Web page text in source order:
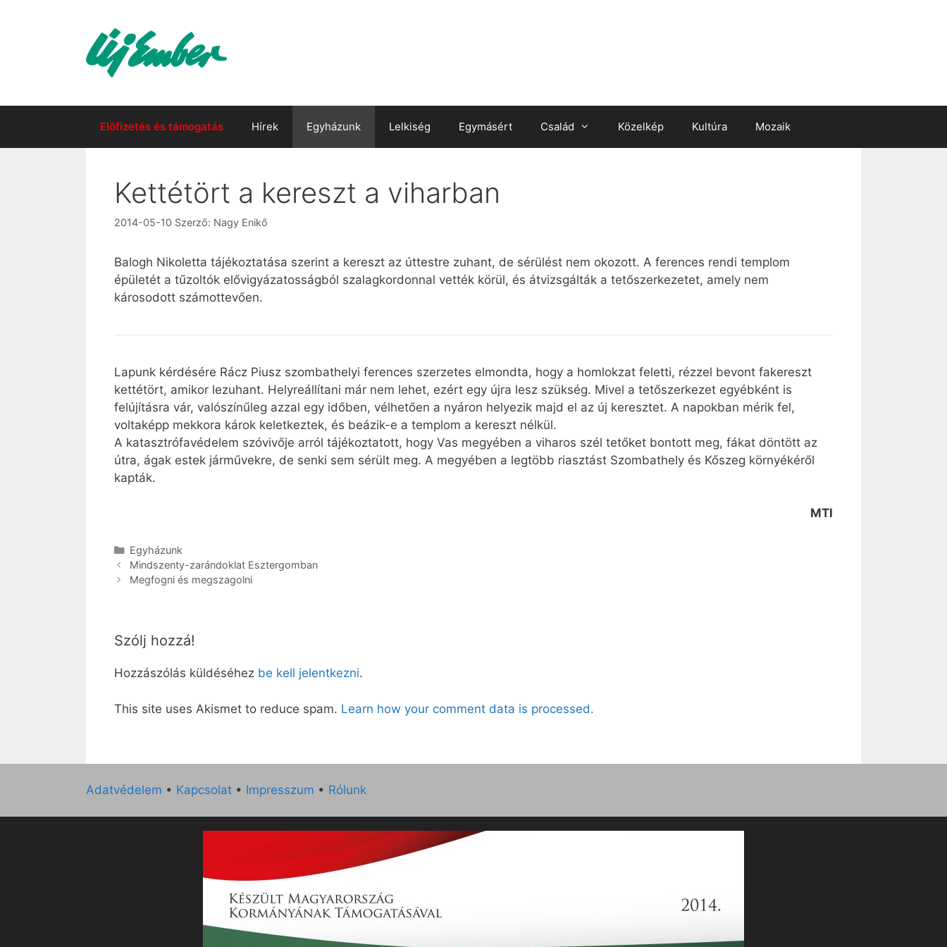
Előfizetés és támogatás Hírek Egyházunk Lelkiség Egymásért Család Közelkép Kultúra Mozaik
Kettétört a kereszt a viharban
2014-05-10 Szerző: Nagy Enikő
Balogh Nikoletta tájékoztatása szerint a kereszt az úttestre zuhant, de sérülést nem okozott. A ferences rendi templom
épületét a tűzoltók elővigyázatosságból szalagkordonnal vették körül, és átvizsgálták a tetőszerkezetet, amely nem
károsodott számottevően.
Lapunk kérdésére Rácz Piusz szombathelyi ferences szerzetes elmondta, hogy a homlokzat feletti, rézzel bevont fakereszt
kettétört, amikor lezuhant. Helyreállítani már nem lehet, ezért egy újra lesz szükség. Mivel a tetőszerkezet egyébként is
felújításra vár, valószínűleg azzal egy időben, vélhetően a nyáron helyezik majd el az új keresztet. A napokban mérik fel,
voltaképp mekkora károk keletkeztek, és beázik-e a templom a kereszt nélkül.
A katasztrófavédelem szóvivője arról tájékoztatott, hogy Vas megyében a viharos szél tetőket bontott meg, fákat döntött az
útra, ágak estek járművekre, de senki sem sérült meg. A megyében a legtöbb riasztást Szombathely és Kőszeg környékéről
kapták.
MTI
Kategória
Egyházunk
Mindszenty-zarándoklat Esztergomban
Megfogni és megszagolni
Szólj hozzá!
Hozzászólás küldéséhez be kell jelentkezni.
This site uses Akismet to reduce spam. Learn how your comment data is processed.
Adatvédelem • Kapcsolat • Impresszum • Rólunk